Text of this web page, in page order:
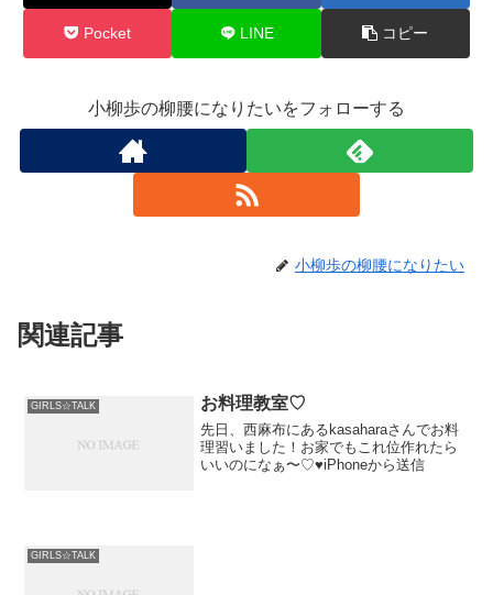
Pocket LINE コピー
小柳歩の柳腰になりたいをフォローする
小柳歩の柳腰になりたい
関連記事
GIRLS☆TALK お料理教室♡
先日、西麻布にあるkasaharaさんでお料
理習いました！お家でもこれ位作れたら
いいのになぁ〜♡♥iPhoneから送信
GIRLS☆TALK